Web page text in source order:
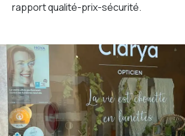
rapport qualité-prix-sécurité.